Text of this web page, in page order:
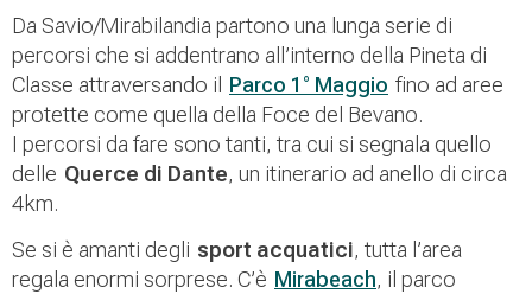
Da Savio/Mirabilandia partono una lunga serie di
percorsi che si addentrano all’interno della Pineta di
Classe attraversando il Parco 1° Maggio fino ad aree
protette come quella della Foce del Bevano.
I percorsi da fare sono tanti, tra cui si segnala quello
delle Querce di Dante, un itinerario ad anello di circa
4km.
Se si è amanti degli sport acquatici, tutta l’area
regala enormi sorprese. C’è Mirabeach, il parco